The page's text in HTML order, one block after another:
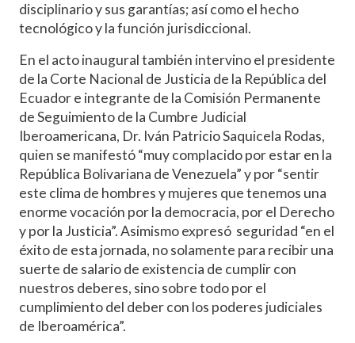
disciplinario y sus garantías; así como el hecho
tecnológico y la función jurisdiccional.
En el acto inaugural también intervino el presidente
de la Corte Nacional de Justicia de la República del
Ecuador e integrante de la Comisión Permanente
de Seguimiento de la Cumbre Judicial
Iberoamericana, Dr. Iván Patricio Saquicela Rodas,
quien se manifestó “muy complacido por estar en la
República Bolivariana de Venezuela” y por “sentir
este clima de hombres y mujeres que tenemos una
enorme vocación por la democracia, por el Derecho
y por la Justicia”. Asimismo expresó seguridad “en el
éxito de esta jornada, no solamente para recibir una
suerte de salario de existencia de cumplir con
nuestros deberes, sino sobre todo por el
cumplimiento del deber con los poderes judiciales
de Iberoamérica”.